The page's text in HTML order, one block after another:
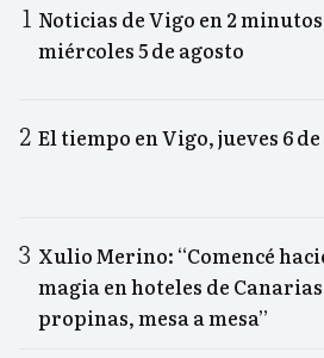
Noticias de Vigo en 2
miércoles 5 de agosto
El tiempo en Vigo, jueves 6
Xulio Merino: “Comencé
magia en hoteles de
propinas, mesa a mesa”